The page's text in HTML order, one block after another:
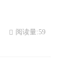
阅读量:59